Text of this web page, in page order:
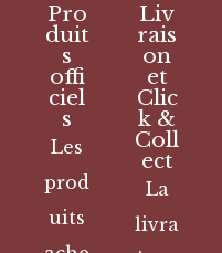
Pro
duit
s
offi
ciel
s
Les
prod
uits
Liv
rais
on
et
Clic
k &
Coll
ect
La
livra